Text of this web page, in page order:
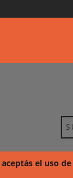
aceptás el uso